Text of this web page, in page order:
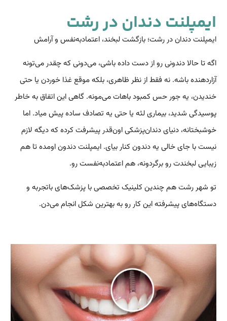
ایمپلنت دندان در رشت
ایمپلنت دندان در رشت؛ بازگشت لبخند، اعتمادبه‌نفس و آرامش
اگه تا حالا دندونی رو از دست داده باشی، می‌دونی که چقدر می‌تونه
آزاردهنده باشه. نه فقط از نظر ظاهری، بلکه موقع غذا خوردن یا حتی
خندیدن، یه جور حس کمبود باهات می‌مونه. گاهی این اتفاق به خاطر
پوسیدگی شدید، بیماری لثه یا حتی یه تصادف ساده پیش میاد. اما
خوشبختانه، دنیای دندان‌پزشکی اون‌قدر پیشرفت کرده که دیگه لازم
نیست با جای خالی یه دندون کنار بیای. ایمپلنت دندون اومده تا هم
زیبایی لبخندت رو برگردونه، هم اعتمادبه‌نفست رو.
تو شهر رشت هم چندین کلینیک تخصصی با پزشک‌های باتجربه و
دستگاه‌های پیشرفته این کار رو به بهترین شکل انجام می‌دن.